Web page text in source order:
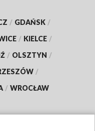
/ GDAŃSK /
/ KIELCE /
/ OLSZTYN /
/
/ WROCŁAW